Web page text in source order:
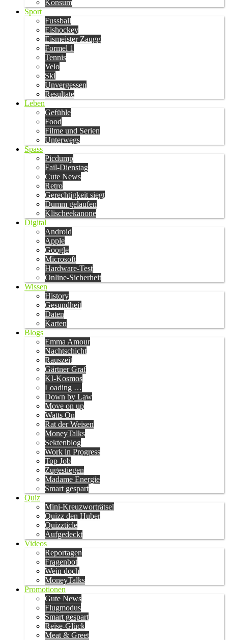
Konsum
Sport
Fussball
Eishockey
Eismeister Zaugg
Formel 1
Tennis
Velo
Ski
Unvergessen
Resultate
Leben
Gefühle
Food
Filme und Serien
Unterwegs
Spass
Picdump
Fail-Dienstag
Cute News
Retro
Gerechtigkeit siegt
Dumm gelaufen
Klischeekanone
Digital
Android
Apple
Google
Microsoft
Hardware-Test
Online-Sicherheit
Wissen
History
Gesundheit
Daten
Karten
Blogs
Emma Amour
Nachtschicht
Rauszeit
Gärtner Graf
KI-Kosmos
Loading …
Down by Law
Move on up
Watts On
Rat der Weisen
MoneyTalks
Sektenblog
Work in Progress
Top Job
Zugestiegen
Madame Energie
Smart gespart
Quiz
Mini-Kreuzworträtsel
Quizz den Huber
Quizzticle
Aufgedeckt
Videos
Reportagen
Fragenbot
Wein doch
MoneyTalks
Promotionen
Gute News
Flugmodus
Smart gespart
Reise-Glück
Meat & Greet